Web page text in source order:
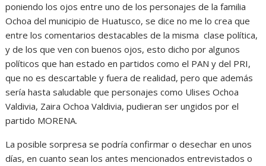
poniendo los ojos entre uno de los personajes de la familia
Ochoa del municipio de Huatusco, se dice no me lo crea que
entre los comentarios destacables de la misma clase política,
y de los que ven con buenos ojos, esto dicho por algunos
políticos que han estado en partidos como el PAN y del PRI,
que no es descartable y fuera de realidad, pero que además
sería hasta saludable que personajes como Ulises Ochoa
Valdivia, Zaira Ochoa Valdivia, pudieran ser ungidos por el
partido MORENA.
La posible sorpresa se podría confirmar o desechar en unos
días, en cuanto sean los antes mencionados entrevistados o